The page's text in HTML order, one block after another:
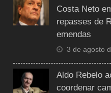
Costa Neto
repasses de
emendas
3 de agosto
Aldo Rebelo
coordenar